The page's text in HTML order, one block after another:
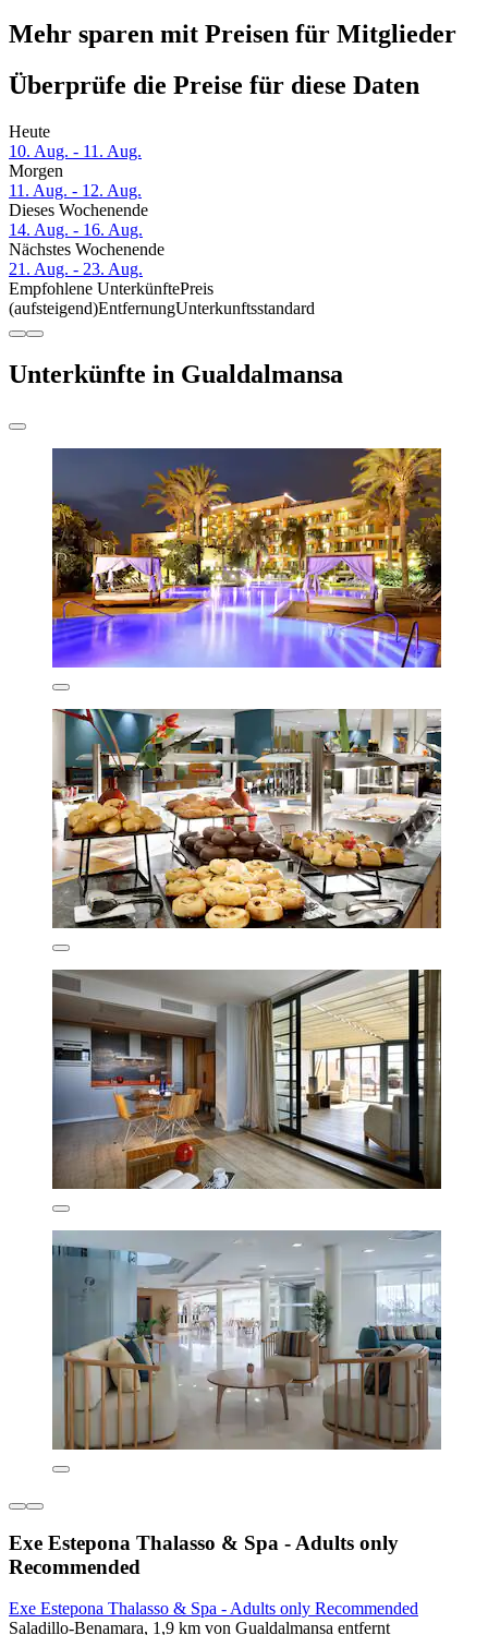
Mehr sparen mit Preisen für Mitglieder
Überprüfe die Preise für diese Daten
Heute
10. Aug. - 11. Aug.
Morgen
11. Aug. - 12. Aug.
Dieses Wochenende
14. Aug. - 16. Aug.
Nächstes Wochenende
21. Aug. - 23. Aug.
Empfohlene UnterkünftePreis
(aufsteigend)EntfernungUnterkunftsstandard
Unterkünfte in Gualdalmansa
Exe Estepona Thalasso & Spa - Adults only
Recommended
Exe Estepona Thalasso & Spa - Adults only Recommended
Saladillo-Benamara, 1,9 km von Gualdalmansa entfernt